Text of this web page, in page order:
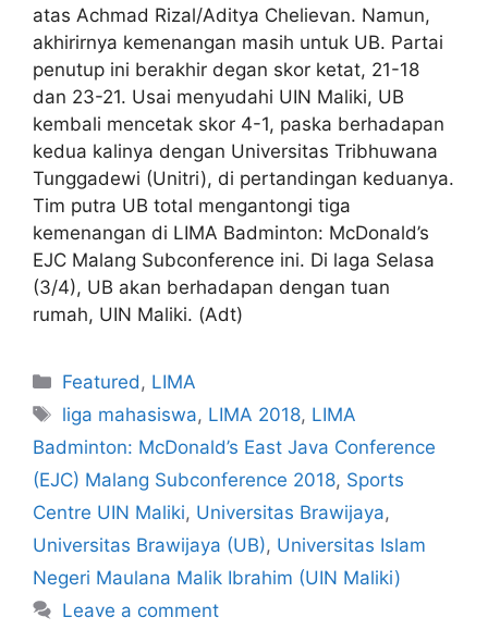
atas Achmad Rizal/Aditya Chelievan. Namun,
akhirirnya kemenangan masih untuk UB. Partai
penutup ini berakhir degan skor ketat, 21-18
dan 23-21. Usai menyudahi UIN Maliki, UB
kembali mencetak skor 4-1, paska berhadapan
kedua kalinya dengan Universitas Tribhuwana
Tunggadewi (Unitri), di pertandingan keduanya.
Tim putra UB total mengantongi tiga
kemenangan di LIMA Badminton: McDonald’s
EJC Malang Subconference ini. Di laga Selasa
(3/4), UB akan berhadapan dengan tuan
rumah, UIN Maliki. (Adt)
Featured , LIMA
liga mahasiswa, LIMA 2018, LIMA
Badminton: McDonald’s East Java Conference
(EJC) Malang Subconference 2018, Sports
Centre UIN Maliki, Universitas Brawijaya,
Universitas Brawijaya (UB), Universitas Islam
Negeri Maulana Malik Ibrahim (UIN Maliki)
Leave a comment